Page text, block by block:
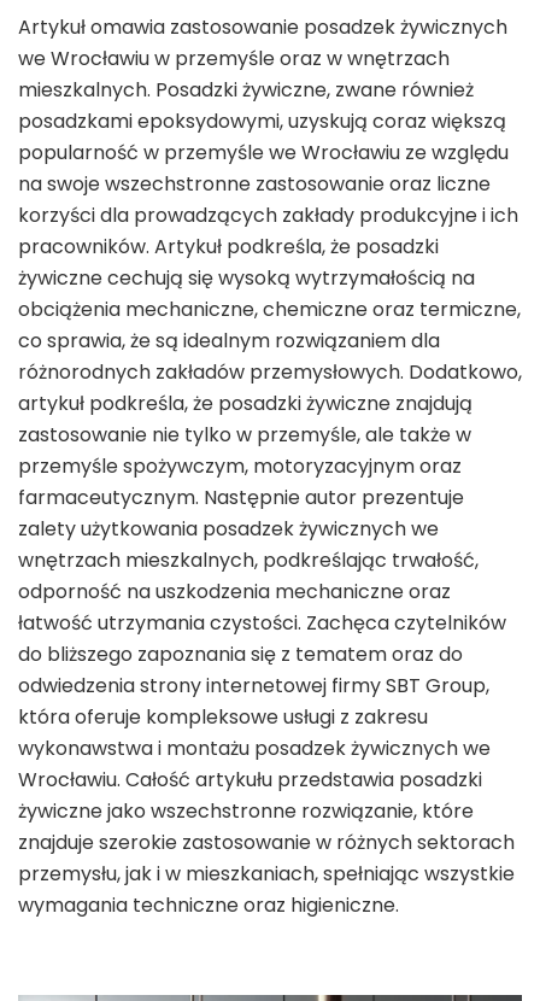
Artykuł omawia zastosowanie posadzek żywicznych
we Wrocławiu w przemyśle oraz w wnętrzach
mieszkalnych. Posadzki żywiczne, zwane również
posadzkami epoksydowymi, uzyskują coraz większą
popularność w przemyśle we Wrocławiu ze względu
na swoje wszechstronne zastosowanie oraz liczne
korzyści dla prowadzących zakłady produkcyjne i ich
pracowników. Artykuł podkreśla, że posadzki
żywiczne cechują się wysoką wytrzymałością na
obciążenia mechaniczne, chemiczne oraz termiczne,
co sprawia, że są idealnym rozwiązaniem dla
różnorodnych zakładów przemysłowych. Dodatkowo,
artykuł podkreśla, że posadzki żywiczne znajdują
zastosowanie nie tylko w przemyśle, ale także w
przemyśle spożywczym, motoryzacyjnym oraz
farmaceutycznym. Następnie autor prezentuje
zalety użytkowania posadzek żywicznych we
wnętrzach mieszkalnych, podkreślając trwałość,
odporność na uszkodzenia mechaniczne oraz
łatwość utrzymania czystości. Zachęca czytelników
do bliższego zapoznania się z tematem oraz do
odwiedzenia strony internetowej firmy SBT Group,
która oferuje kompleksowe usługi z zakresu
wykonawstwa i montażu posadzek żywicznych we
Wrocławiu. Całość artykułu przedstawia posadzki
żywiczne jako wszechstronne rozwiązanie, które
znajduje szerokie zastosowanie w różnych sektorach
przemysłu, jak i w mieszkaniach, spełniając wszystkie
wymagania techniczne oraz higieniczne.